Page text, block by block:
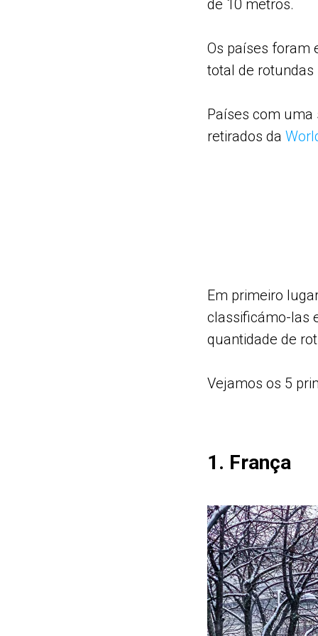
de 10 metros.
Os países foram
total de rotundas
Países com uma
retirados da
Em primeiro
classificámo-las
quantidade de
Vejamos os 5
1. França